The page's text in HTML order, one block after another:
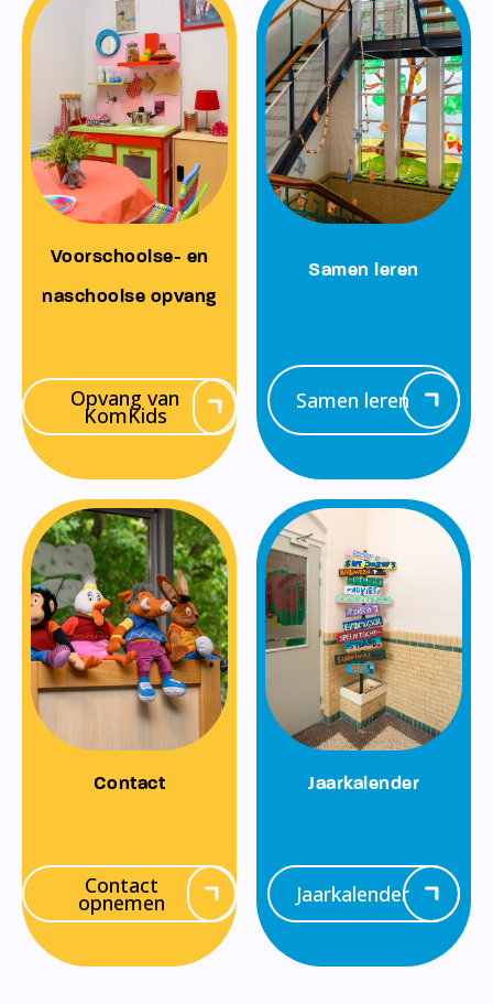
Voorschoolse- en
naschoolse opvang
Opvang van
KomKids
Samen leren
Samen leren
Contact
Contact
opnemen
Jaarkalender
Jaarkalender